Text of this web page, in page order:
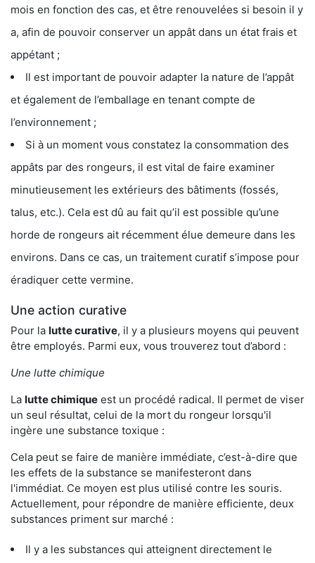
mois en fonction des cas, et être renouvelées si besoin il y
a, afin de pouvoir conserver un appât dans un état frais et
appétant ;
Il est important de pouvoir adapter la nature de l’appât
et également de l’emballage en tenant compte de
l’environnement ;
Si à un moment vous constatez la consommation des
appâts par des rongeurs, il est vital de faire examiner
minutieusement les extérieurs des bâtiments (fossés,
talus, etc.). Cela est dû au fait qu’il est possible qu’une
horde de rongeurs ait récemment élue demeure dans les
environs. Dans ce cas, un traitement curatif s’impose pour
éradiquer cette vermine.
Une action curative
Pour la lutte curative, il y a plusieurs moyens qui peuvent
être employés. Parmi eux, vous trouverez tout d’abord :
Une lutte chimique
La lutte chimique est un procédé radical. Il permet de viser
un seul résultat, celui de la mort du rongeur lorsqu'il
ingère une substance toxique :
Cela peut se faire de manière immédiate, c’est-à-dire que
les effets de la substance se manifesteront dans
l'immédiat. Ce moyen est plus utilisé contre les souris.
Actuellement, pour répondre de manière efficiente, deux
substances priment sur marché :
Il y a les substances qui atteignent directement le